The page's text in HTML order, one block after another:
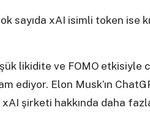
sayıda xAI isimli token
likidite ve FOMO
ediyor. Elon Musk’ın
şirketi hakkında daha